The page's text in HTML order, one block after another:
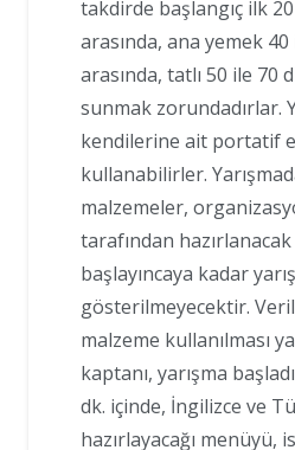
takdirde başlangıç ilk
arasında, ana yemek
arasında, tatlı 50 ile 70
sunmak zorundadırlar.
kendilerine ait portatif
kullanabilirler.
malzemeler,
tarafından hazırlanacak
başlayıncaya kadar
gösterilmeyecektir.
malzeme kullanılması
kaptanı, yarışma
dk. içinde, İngilizce ve
hazırlayacağı menüyü,